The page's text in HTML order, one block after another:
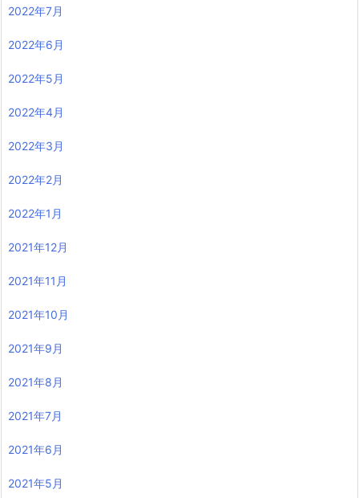
2022年7月
2022年6月
2022年5月
2022年4月
2022年3月
2022年2月
2022年1月
2021年12月
2021年11月
2021年10月
2021年9月
2021年8月
2021年7月
2021年6月
2021年5月